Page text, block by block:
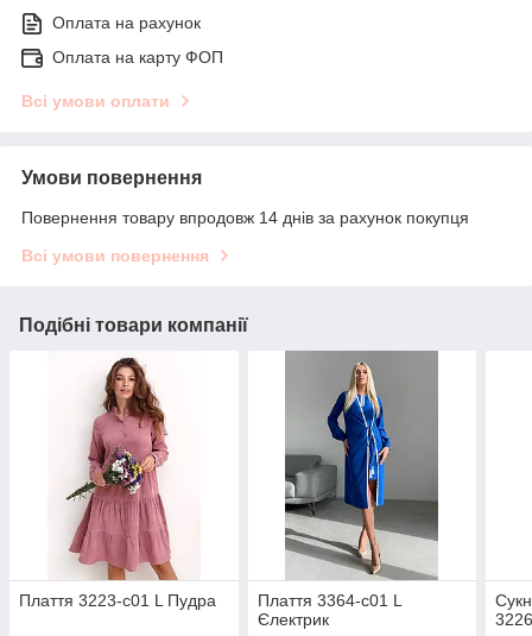
Оплата на рахунок
Оплата на карту ФОП
Всі умови оплати
Умови повернення
Повернення товару впродовж 14 днів за рахунок покупця
Всі умови повернення
Подібні товари компанії
Плаття 3223-c01 L Пудра
Плаття 3364-c01 L
Єлектрик